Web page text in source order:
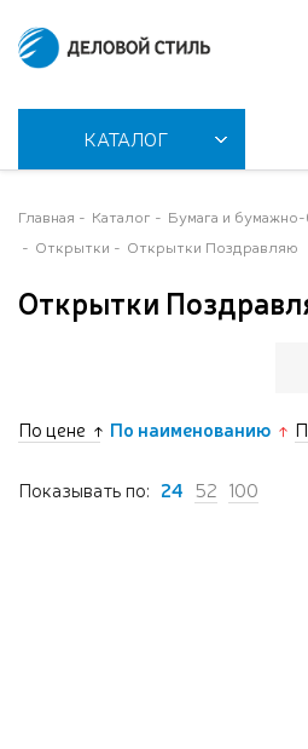
КАТАЛОГ
Главная Каталог
Бумага и
Открытки
Открытки Поздравляю
Открытки
По цене По наименованию
Показывать по: 24 52 100